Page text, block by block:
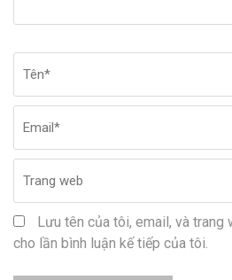
Lưu tên của tôi, email, và trang
cho lần bình luận kế tiếp của tôi.